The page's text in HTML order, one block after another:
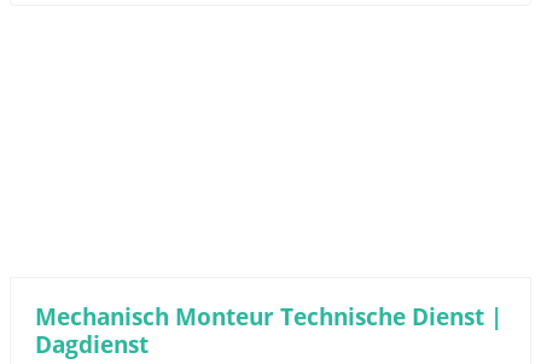
Mechanisch Monteur Technische Dienst |
Dagdienst